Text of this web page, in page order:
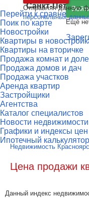
Перейти к сравнению
Поик по карте
Новостройки
Квартиры в
Квартиры на вторичке
Продажа комнат и
Продажа домов и дач
Продажа участков
Аренда квартир
Застройщики
Агентства
Каталог специалистов
Новости недвижимости
Графики и индексы цен
Ипотечный калькулятор
Санкт-
Ещё
Недвижимость
Цена продажи
Данный индекс
Отправляя данную
персональных